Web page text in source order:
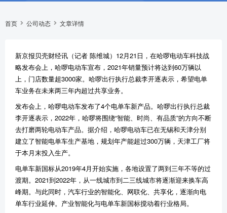
首页 公司动态 文章详情
新京报贝壳财经讯（记者 陈维城）12月21日，在哈啰电动车科技战
略发布会上，哈啰电动车宣布，2021年销量预计将达到60万辆以
上，门店数量超3000家。哈啰出行执行总裁李开逐表示，希望电单
车业务在未来两三年内超过共享业务。
发布会上，哈啰电动车发布了4个电单车新产品。哈啰出行执行总裁
李开逐表示，2022年，哈啰将围绕“智能、时尚、有品质”的方向不断
去打磨两轮电动车产品。据介绍，哈啰电动车已在无锡和天津分别
建立了智能电单车生产基地，规划年产能超过300万辆，天津工厂将
于本月末投入生产。
电单车新国标从2019年4月开始实施，各地设置了两到三年不等的过
渡期。2021到2022年，从一线城市到二三线城市将逐渐迎来换车高
峰期。与此同时，汽车行业的智能化、网联化、共享化，逐渐向电
单车行业延伸。产业智能化与电单车新国标搅动着行业格局。